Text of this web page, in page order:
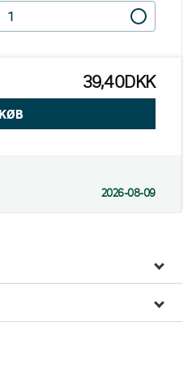
39,40DKK
2026-08-09